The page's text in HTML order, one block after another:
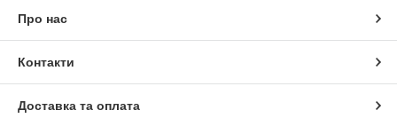
Про нас
Контакти
Доставка та оплата